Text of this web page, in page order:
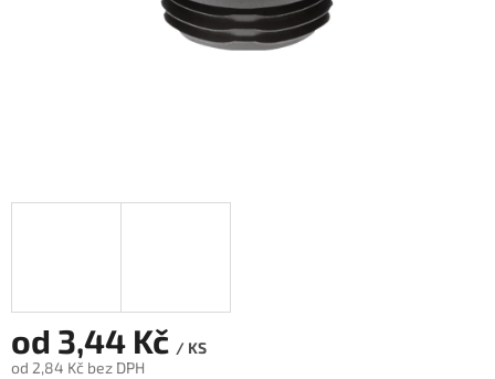
od 3,44 Kč / KS
od 2,84 Kč bez DPH